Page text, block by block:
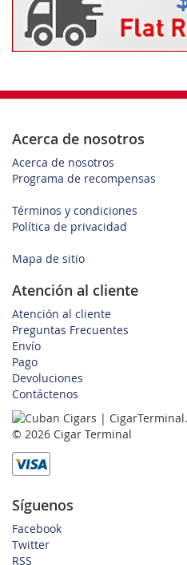
Acerca de nosotros
Acerca de nosotros
Programa de recompensas
Términos y condiciones
Política de privacidad
Mapa de sitio
Atención al cliente
Atención al cliente
Preguntas Frecuentes
Envío
Pago
Devoluciones
Contáctenos
© 2026 Cigar Terminal
Síguenos
Facebook
Twitter
RSS